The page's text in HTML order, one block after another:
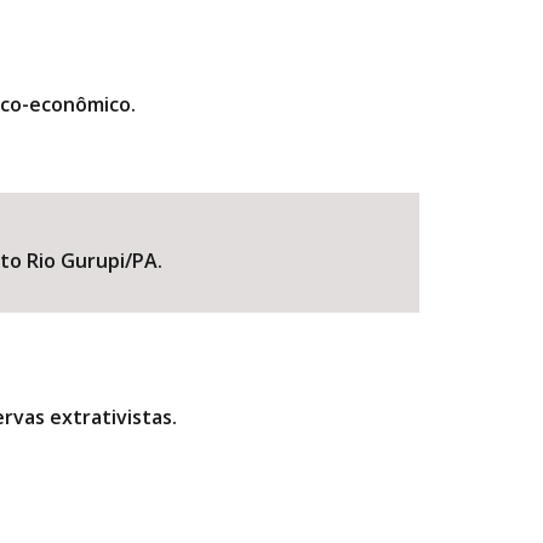
econômico.
Rio Gurupi/PA.
extrativistas.